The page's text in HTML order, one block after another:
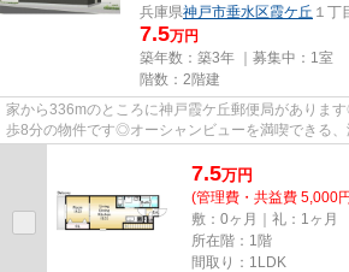
兵庫県神戸市垂水区霞ケ丘 １丁
7.5万円
築年数：築3年 ｜募集中： 1室
階数：2階建
家から336mのところに神戸霞ケ丘郵便局がありま
歩8分の物件です◎オーシャンビューを満喫できる
7.5万円
(管理費・共益費 5,000
敷：0ヶ月｜礼：1ヶ月
所在階：1階
間取り：1LDK